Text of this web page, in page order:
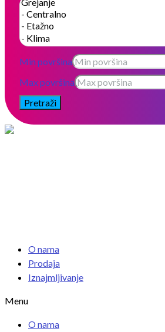
Min površina
Max površina
Pretraži
O nama
Prodaja
Iznajmljivanje
Menu
O nama